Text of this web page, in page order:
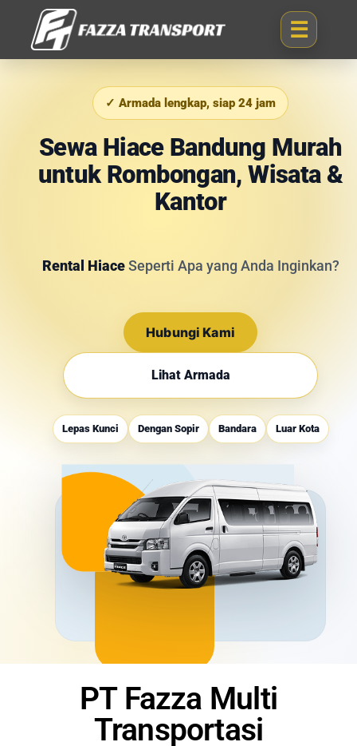
✓ Armada lengkap, siap 24 jam
Sewa Hiace Bandung Murah
untuk Rombongan, Wisata &
Kantor
Rental HiaceSeperti Apa yang Anda Inginkan?
Hubungi Kami
Lihat Armada
Lepas Kunci Dengan Sopir Bandara Luar Kota
PT Fazza Multi
Transportasi